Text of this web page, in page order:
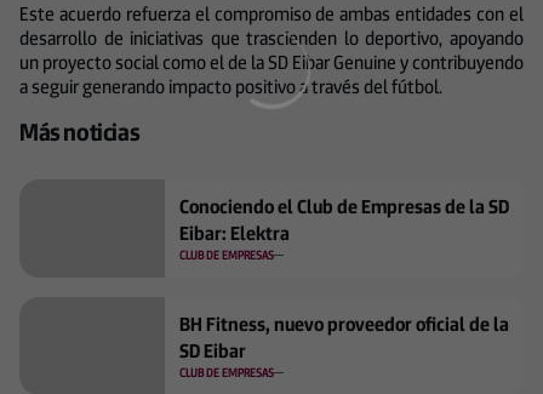
Este acuerdo refuerza el compromiso de ambas entidades con el
desarrollo de iniciativas que trascienden lo deportivo, apoyando
un proyecto social como el de la SD Eibar Genuine y contribuyendo
a seguir generando impacto positivo a través del fútbol.
Más noticias
Conociendo el Club de Empresas de la SD
Eibar: Elektra
CLUB DE EMPRESAS
BH Fitness, nuevo proveedor oficial de la
SD Eibar
CLUB DE EMPRESAS